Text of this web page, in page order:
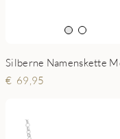
69,95